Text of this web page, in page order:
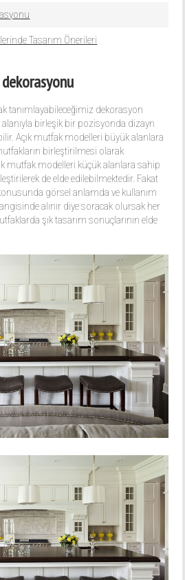
Tasarım Önerileri
tanımlayabileceğimiz dekorasyon
birleşik bir pozisyonda dizayn
Açık mutfak modelleri büyük alanlara
birleştirilmesi olarak
mutfak modelleri küçük alanlara sahip
de elde edilebilmektedir. Fakat
görsel anlamda ve kullanım
alınır diye soracak olursak her
şık tasarım sonuçlarının elde